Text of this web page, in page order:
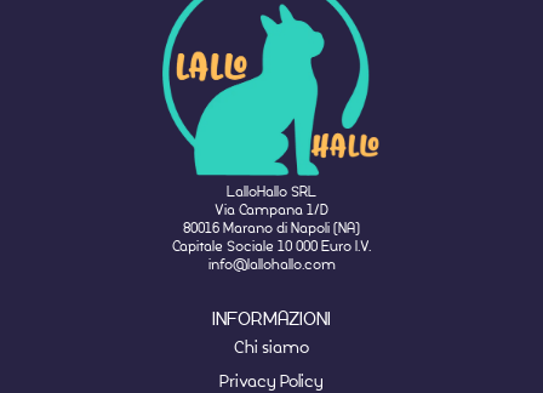
LalloHallo SRL
Via Campana 1/D
80016 Marano di Napoli (NA)
Capitale Sociale 10 000 Euro I.V.
info@lallohallo.com
INFORMAZIONI
Chi siamo
Privacy Policy